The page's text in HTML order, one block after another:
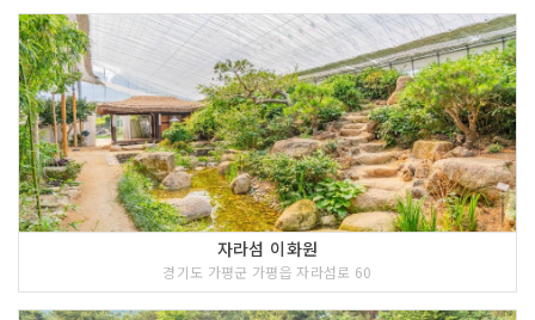
자라섬 이화원
경기도 가평군 가평읍 자라섬로 60